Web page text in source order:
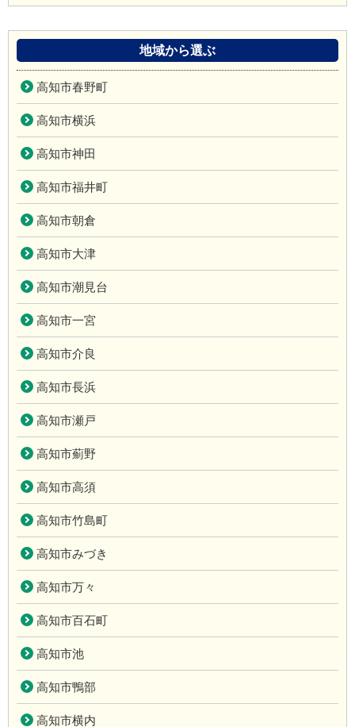
地域から選ぶ
高知市春野町
高知市横浜
高知市神田
高知市福井町
高知市朝倉
高知市大津
高知市潮見台
高知市一宮
高知市介良
高知市長浜
高知市瀬戸
高知市薊野
高知市高須
高知市竹島町
高知市みづき
高知市万々
高知市百石町
高知市池
高知市鴨部
高知市横内